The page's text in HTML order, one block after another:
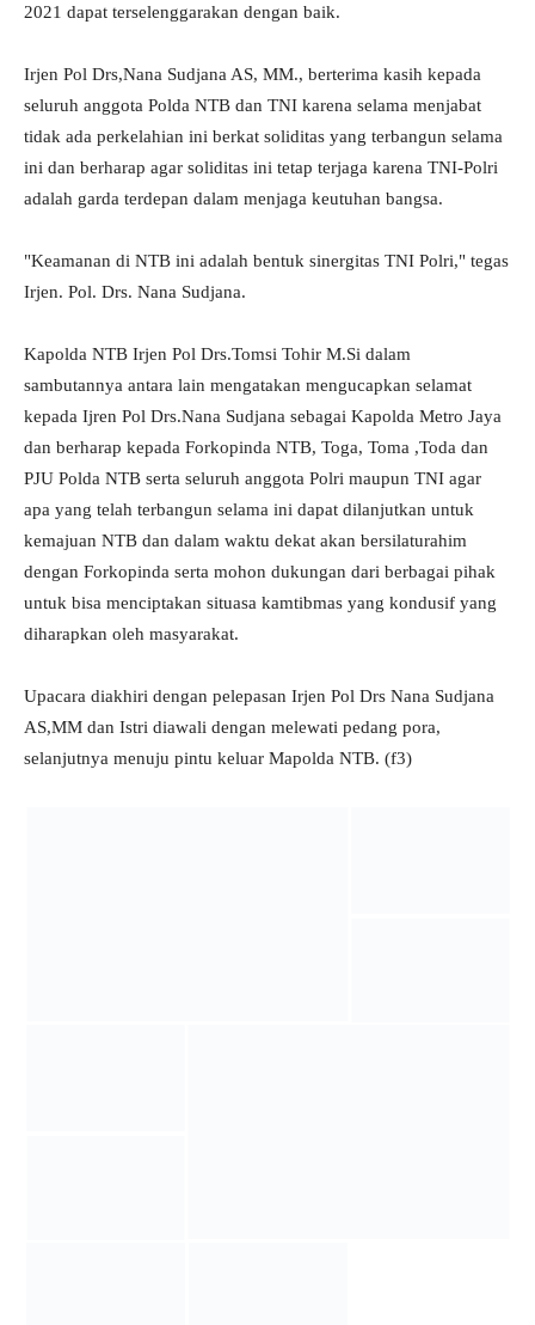
2021 dapat terselenggarakan dengan baik.
Irjen Pol Drs,Nana Sudjana AS, MM., berterima kasih kepada
seluruh anggota Polda NTB dan TNI karena selama menjabat
tidak ada perkelahian ini berkat soliditas yang terbangun selama
ini dan berharap agar soliditas ini tetap terjaga karena TNI-Polri
adalah garda terdepan dalam menjaga keutuhan bangsa.
"Keamanan di NTB ini adalah bentuk sinergitas TNI Polri," tegas
Irjen. Pol. Drs. Nana Sudjana.
Kapolda NTB Irjen Pol Drs.Tomsi Tohir M.Si dalam
sambutannya antara lain mengatakan mengucapkan selamat
kepada Ijren Pol Drs.Nana Sudjana sebagai Kapolda Metro Jaya
dan berharap kepada Forkopinda NTB, Toga, Toma ,Toda dan
PJU Polda NTB serta seluruh anggota Polri maupun TNI agar
apa yang telah terbangun selama ini dapat dilanjutkan untuk
kemajuan NTB dan dalam waktu dekat akan bersilaturahim
dengan Forkopinda serta mohon dukungan dari berbagai pihak
untuk bisa menciptakan situasa kamtibmas yang kondusif yang
diharapkan oleh masyarakat.
Upacara diakhiri dengan pelepasan Irjen Pol Drs Nana Sudjana
AS,MM dan Istri diawali dengan melewati pedang pora,
selanjutnya menuju pintu keluar Mapolda NTB. (f3)